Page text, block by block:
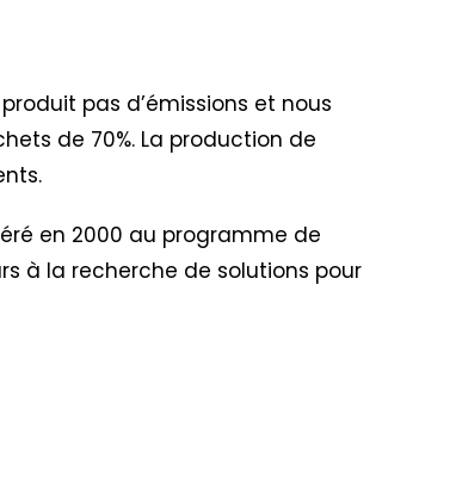
pas d’émissions et nous
de 70%. La production de
en 2000 au programme de
à la recherche de solutions pour